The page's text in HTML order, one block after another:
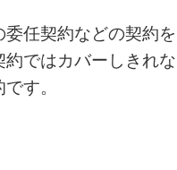
任契約などの契約を
ではカバーしきれな
す。